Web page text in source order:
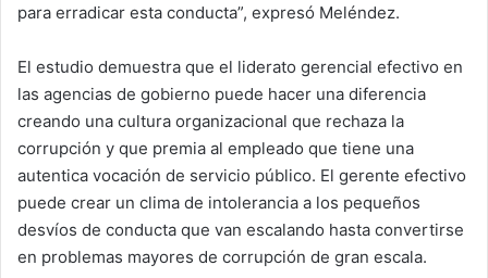
para erradicar esta conducta”, expresó Meléndez.
El estudio demuestra que el liderato gerencial efectivo en
las agencias de gobierno puede hacer una diferencia
creando una cultura organizacional que rechaza la
corrupción y que premia al empleado que tiene una
autentica vocación de servicio público. El gerente efectivo
puede crear un clima de intolerancia a los pequeños
desvíos de conducta que van escalando hasta convertirse
en problemas mayores de corrupción de gran escala.